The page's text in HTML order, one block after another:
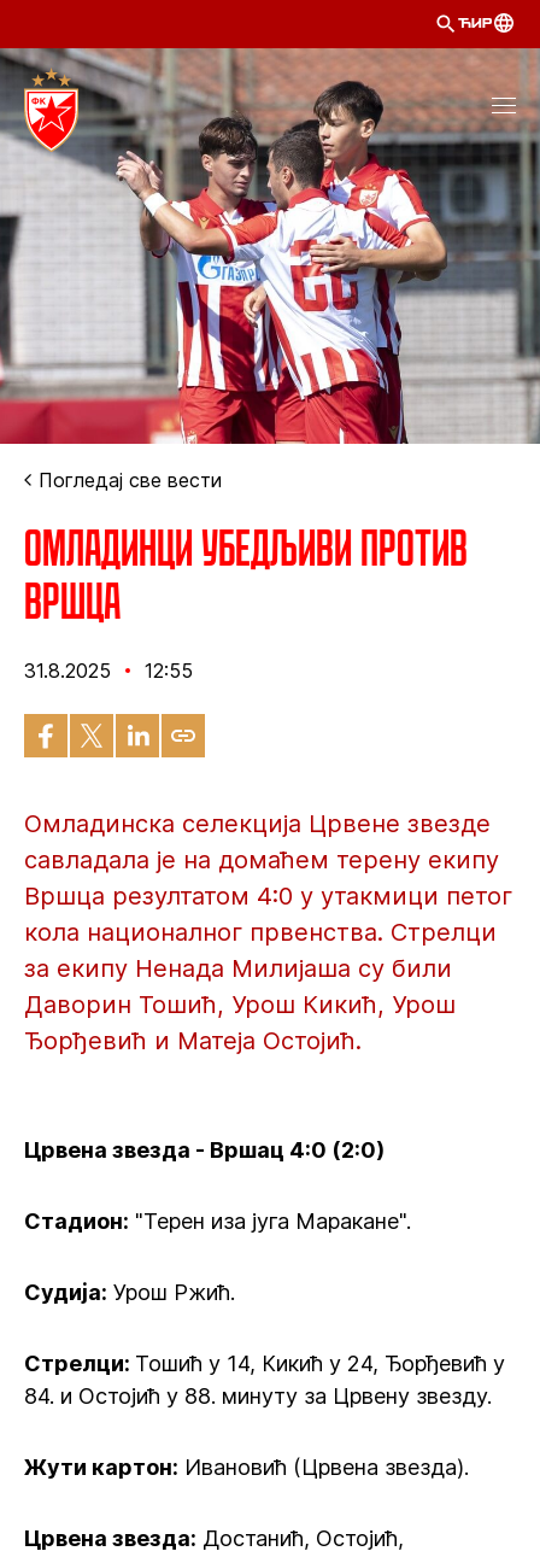
ЋИР
Погледај све вести
Омладинци убедљиви против
Вршца
31.8.2025 12:55
Омладинска селекција Црвене звезде
савладала је на домаћем терену екипу
Вршца резултатом 4:0 у утакмици петог
кола националног првенства. Стрелци
за екипу Ненада Милијаша су били
Даворин Тошић, Урош Кикић, Урош
Ђорђевић и Матеја Остојић.
Црвена звезда - Вршац 4:0 (2:0)
Стадион: "Терен иза југа Маракане".
Судија: Урош Ржић.
Стрелци: Тошић у 14, Кикић у 24, Ђорђевић у
84. и Остојић у 88. минуту за Црвену звезду.
Жути картон: Ивановић (Црвена звезда).
Црвена звезда: Достанић, Остојић,